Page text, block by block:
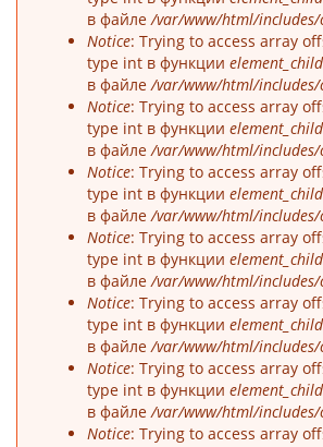
в файле/var/www/html/includes/
Notice: Trying to access array
type int в функции
в файле/var/www/html/includes/
Notice: Trying to access array
type int в функции
в файле/var/www/html/includes/
Notice: Trying to access array
type int в функции
в файле/var/www/html/includes/
Notice: Trying to access array
type int в функции
в файле/var/www/html/includes/
Notice: Trying to access array
type int в функции
в файле/var/www/html/includes/
Notice: Trying to access array
type int в функции
в файле/var/www/html/includes/
Notice: Trying to access array